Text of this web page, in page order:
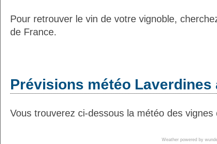
Pour retrouver le vin de votre vignoble,
de France.
Prévisions météo Laverdines
Vous trouverez ci-dessous la météo des
Weather powered by